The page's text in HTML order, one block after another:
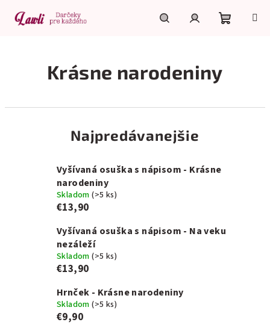
obsah
Krásne narodeniny
Najpredávanejšie
Vyšívaná osuška s nápisom - Krásne
narodeniny
Skladom(>5 ks)
€13,90
Vyšívaná osuška s nápisom - Na veku
nezáleží
Skladom(>5 ks)
€13,90
Hrnček - Krásne narodeniny
Skladom(>5 ks)
€9,90